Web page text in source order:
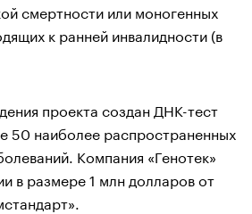
смертности или моногенных
к ранней инвалидности (в
проекта создан ДНК-тест
50 наиболее распространенных
Компания «Генотек»
в размере 1 млн долларов от